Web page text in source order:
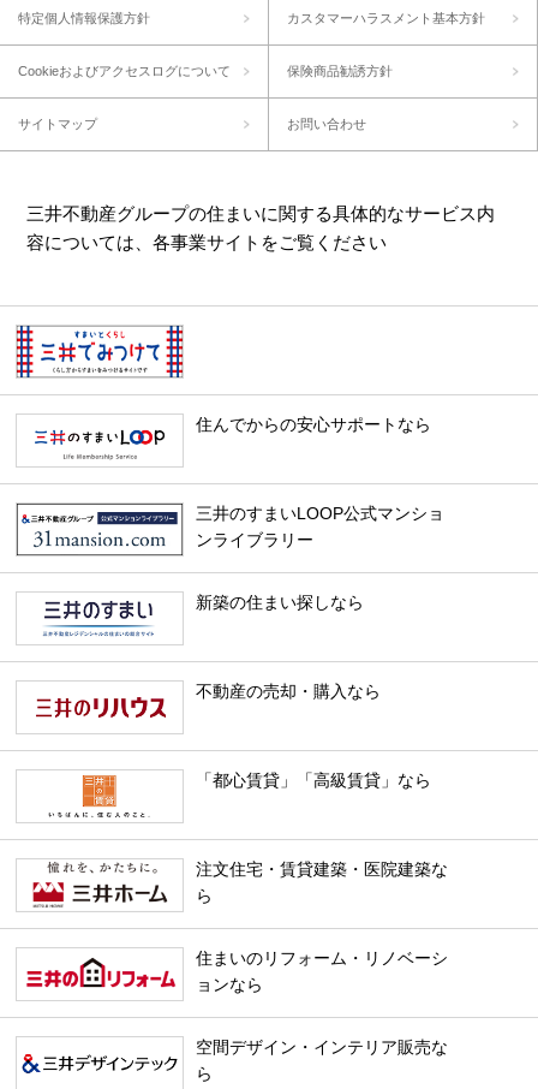
特定個人情報保護方針 カスタマーハラスメント基本方針
Cookieおよびアクセスログについて 保険商品勧誘方針
サイトマップ お問い合わせ
三井不動産グループの住まいに関する具体的なサービス内
容については、各事業サイトをご覧ください
住んでからの安心サポートなら
三井のすまいLOOP公式マンショ
ンライブラリー
新築の住まい探しなら
不動産の売却・購入なら
「都心賃貸」「高級賃貸」なら
注文住宅・賃貸建築・医院建築な
ら
住まいのリフォーム・リノベーシ
ョンなら
空間デザイン・インテリア販売な
ら